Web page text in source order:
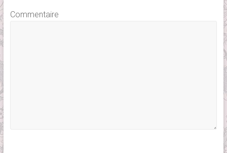
Commentaire